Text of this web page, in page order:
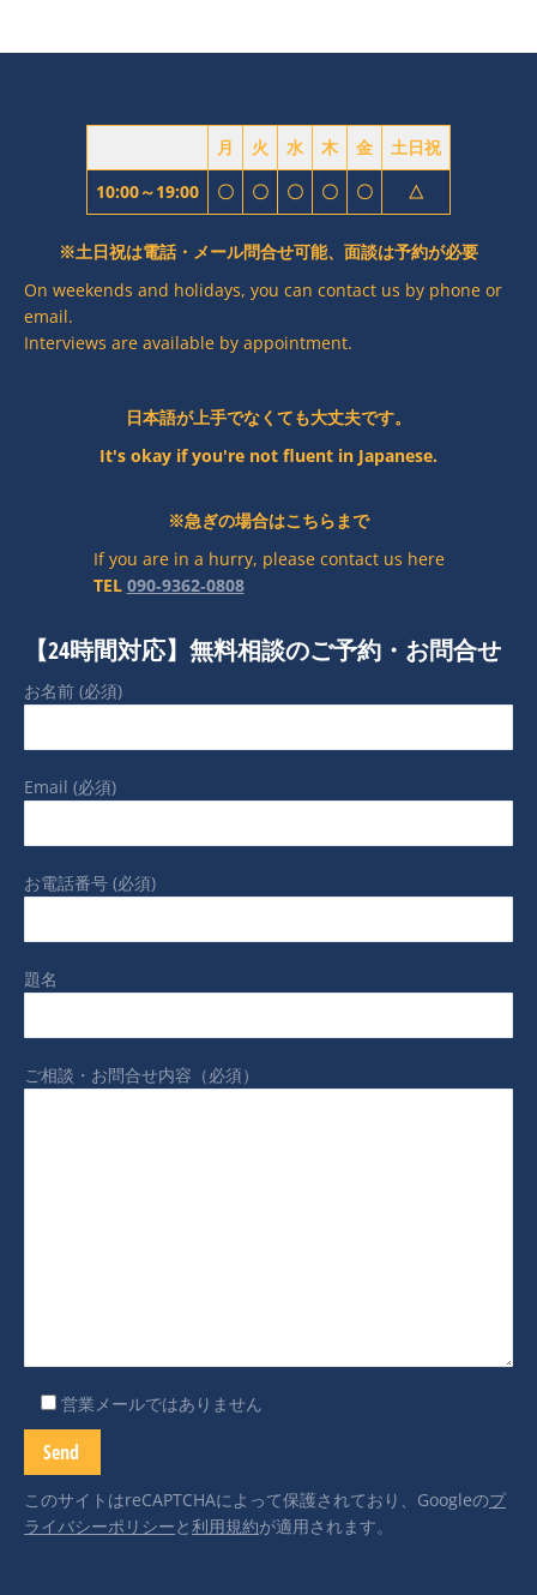
ン
月 火 水 木 金
土日祝
10:00～19:00
〇 〇 〇 〇 〇 △
※土日祝は電話・メール問合せ可能、面談は予約が必要
On weekends and holidays, you can contact us by phone or
email.
Interviews are available by appointment.
日本語が上手でなくても大丈夫です。
It's okay if you're not fluent in Japanese.
※急ぎの場合はこちらまで
If you are in a hurry, please contact us here
TEL 090‐9362‐0808
【24時間対応】無料相談のご予約・お問合せ
お名前 (必須)
Email (必須)
お電話番号 (必須)
題名
ご相談・お問合せ内容（必須）
営業メールではありません
このサイトはreCAPTCHAによって保護されており、Googleのプ
ライバシーポリシーと利用規約が適用されます。